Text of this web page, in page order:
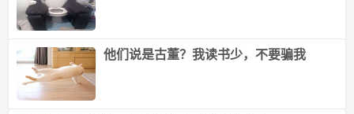
他们说是古董？我读书少，不要骗我